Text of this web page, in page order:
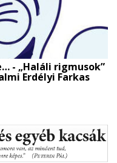
- „Haláli rigmusok”
Erdélyi Farkas